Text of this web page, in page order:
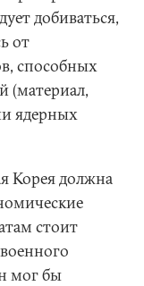
добиваться,
от
способных
(материал,
ядерных
Корея должна
стоит
мог бы